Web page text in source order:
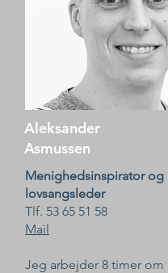
Aleksander
Asmussen
Menighedsinspirator og
lovsangsleder
Tlf. ‭53 65 51 58‬
Mail
Jeg arbejder 8 timer om